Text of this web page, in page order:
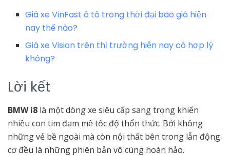
Giá xe VinFast ô tô trong thời đại bão giá hiện
nay thế nào?
Giá xe Vision trên thị trường hiện nay có hợp lý
không?
Lời kết
BMW i8 là một dòng xe siêu cấp sang trọng khiến
nhiều con tim đam mê tốc độ thổn thức. Bởi không
những vẻ bề ngoài mà còn nội thất bên trong lẫn động
cơ đều là những phiên bản vô cùng hoàn hảo.